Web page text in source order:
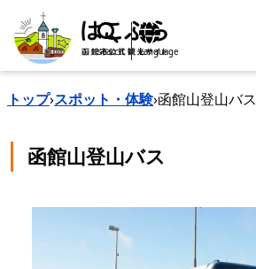
search Language
トップ›スポット・体験›函館山登山バス
函館山登山バス